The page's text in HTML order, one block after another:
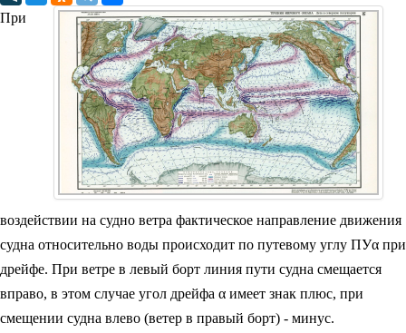
При
воздействии на судно ветра фактическое направление движения
судна относительно воды происходит по путевому углу ПУα при
дрейфе. При ветре в левый борт линия пути судна смещается
вправо, в этом случае угол дрейфа α имеет знак плюс, при
смещении судна влево (ветер в правый борт) - минус.